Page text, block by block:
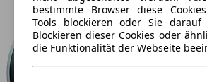
bestimmte Browser diese
Tools blockieren oder Sie darauf
Blockieren dieser Cookies oder
die Funktionalität der Webseite